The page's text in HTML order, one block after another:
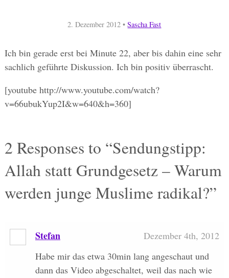
2. Dezember 2012 •Sascha Fast
Ich bin gerade erst bei Minute 22, aber bis dahin eine sehr
sachlich geführte Diskussion. Ich bin positiv überrascht.
[youtube http://www.youtube.com/watch?
v=66ubukYup2I&w=640&h=360]
2 Responses to “Sendungstipp:
Allah statt Grundgesetz – Warum
werden junge Muslime radikal?”
Stefan
Dezember 4th, 2012
Habe mir das etwa 30min lang angeschaut und
dann das Video abgeschaltet, weil das nach wie